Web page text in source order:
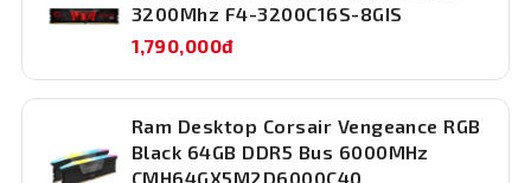
Dung lượng 16GB – Cân bằng giữa hiệu suất
và giá thành
Dung lượng 16GB giúp hệ thống hoạt động ổn định trong
3200Mhz F4-3200C16S-8GIS
1,790,000đ
Ram Desktop Corsair Vengeance RGB
Black 64GB DDR5 Bus 6000MHz
CMH64GX5M2D6000C40